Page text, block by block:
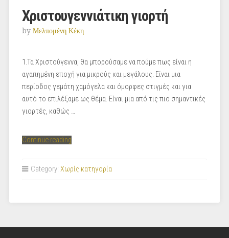
Χριστουγεννιάτικη γιορτή
by Μελπομένη Κέκη
1.Τα Χριστούγεννα, θα μπορούσαμε να πούμε πως είναι η
αγαπημένη εποχή για μικρούς και μεγάλους. Είναι μια
περίοδος γεμάτη χαμόγελα και όμορφες στιγμές και για
αυτό το επιλέξαμε ως θέμα. Είναι μια από τις πιο σημαντικές
γιορτές, καθώς …
Continue reading“Χριστουγεννιάτικη
Category: Χωρίς κατηγορία